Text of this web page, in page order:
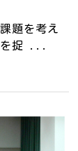
題を考え
を捉 ...